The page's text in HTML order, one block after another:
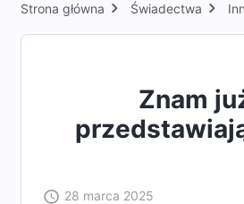
Strona główna Świadectwa
Znam
28 marca 2025